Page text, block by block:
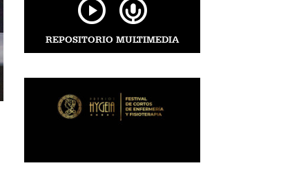
REPOSITORIO MULTIMEDIA